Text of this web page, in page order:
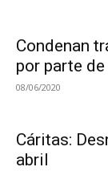
Condenan
por parte
08/06/2020
Cáritas:
abril